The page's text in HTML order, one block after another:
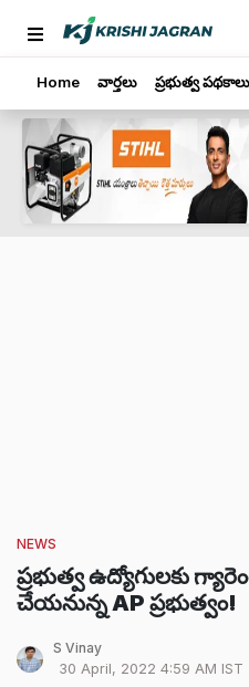
Home వార్తలు ప్రభుత్వ పథకాలు
NEWS
ప్రభుత్వ ఉద్యోగులకు
చేయనున్న AP ప్రభుత్వం!
S Vinay
30 April, 2022 4:59 AM IST